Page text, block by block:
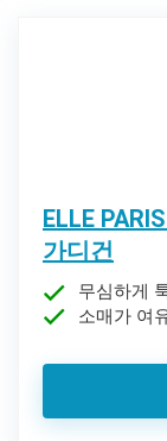
ELLE
가디건
무심하게
소매가 여